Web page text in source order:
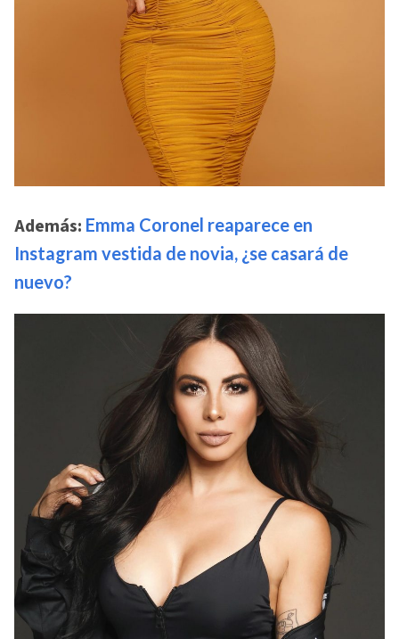
Además: Emma Coronel reaparece en
Instagram vestida de novia, ¿se casará de
nuevo?